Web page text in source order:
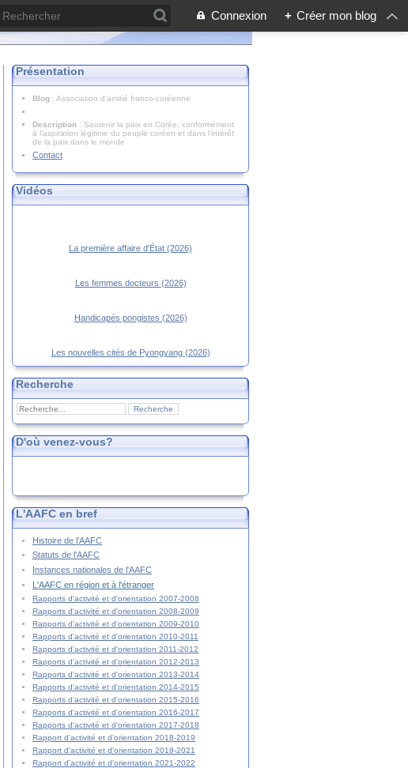
Connexion + Créer mon blog
Présentation
Blog : Association d'amitié franco-coréenne
Description : Soutenir la paix en Corée, conformément
à l'aspiration légitime du peuple coréen et dans l’intérêt
de la paix dans le monde
Contact
Vidéos
La première affaire d'État (2026)
Les femmes docteurs (2026)
Handicapés pongistes (2026)
Les nouvelles cités de Pyongyang (2026)
Recherche
D'où venez-vous?
L'AAFC en bref
Histoire de l'AAFC
Statuts de l'AAFC
Instances nationales de l'AAFC
L'AAFC en région et à l'étranger
Rapports d'activité et d'orientation 2007-2008
Rapports d'activité et d'orientation 2008-2009
Rapports d'activité et d'orientation 2009-2010
Rapports d'activité et d'orientation 2010-2011
Rapports d'activité et d'orientation 2011-2012
Rapports d'activité et d'orientation 2012-2013
Rapports d'activité et d'orientation 2013-2014
Rapports d'activité et d'orientation 2014-2015
Rapports d'activité et d'orientation 2015-2016
Rapports d'activité et d'orientation 2016-2017
Rapports d'activité et d'orientation 2017-2018
Rapport d'activité et d'orientation 2018-2019
Rapport d'activité et d'orientation 2019-2021
Rapport d'activité et d'orientation 2021-2022